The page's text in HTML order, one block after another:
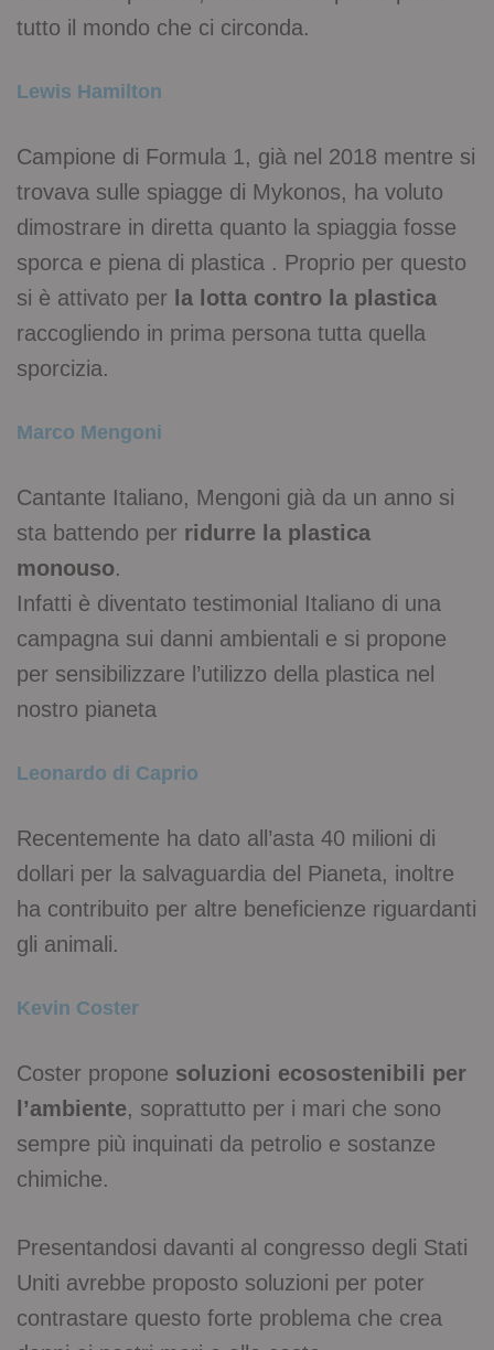
tutto il mondo che ci circonda.
Lewis Hamilton
Campione di Formula 1, già nel 2018 mentre si
trovava sulle spiagge di Mykonos, ha voluto
dimostrare in diretta quanto la spiaggia fosse
sporca e piena di plastica . Proprio per questo
si è attivato per la lotta contro la plastica
raccogliendo in prima persona tutta quella
sporcizia.
Marco Mengoni
Cantante Italiano, Mengoni già da un anno si
sta battendo per ridurre la plastica
monouso.
Infatti è diventato testimonial Italiano di una
campagna sui danni ambientali e si propone
per sensibilizzare l’utilizzo della plastica nel
nostro pianeta
Leonardo di Caprio
Recentemente ha dato all’asta 40 milioni di
dollari per la salvaguardia del Pianeta, inoltre
ha contribuito per altre beneficienze riguardanti
gli animali.
Kevin Coster
Coster propone soluzioni ecosostenibili per
l’ambiente, soprattutto per i mari che sono
sempre più inquinati da petrolio e sostanze
chimiche.
Presentandosi davanti al congresso degli Stati
Uniti avrebbe proposto soluzioni per poter
contrastare questo forte problema che crea